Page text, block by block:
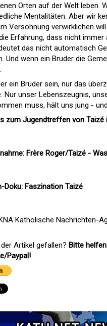
Orten auf der Welt leben.
Mentalitäten. Aber wir
Versöhnung verwirklichen
Erfahrung, dass nicht
das nicht automatisch
Und wenn ein Bruder die
ein Bruder sein, nur das
Nur unser Lebenszeugnis,
muss, hält uns jung -
zum Jugendtreffen von Taizé
Frère Roger/Taizé -
Doku: Faszination Taizé
Katholische Nachrichten-
Artikel gefallen? Bitte
Paypal!